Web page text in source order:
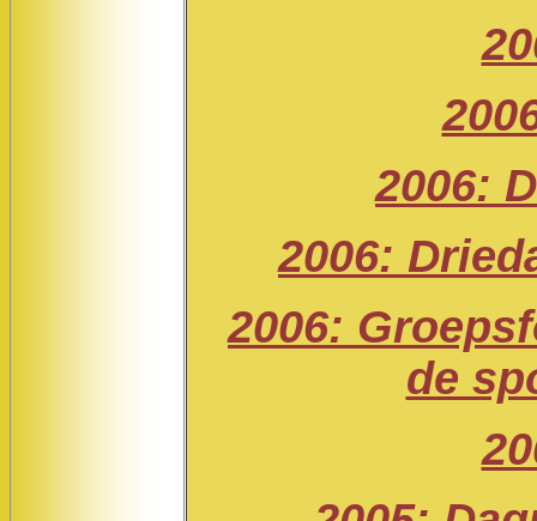
2006:
2006:
2006:
de